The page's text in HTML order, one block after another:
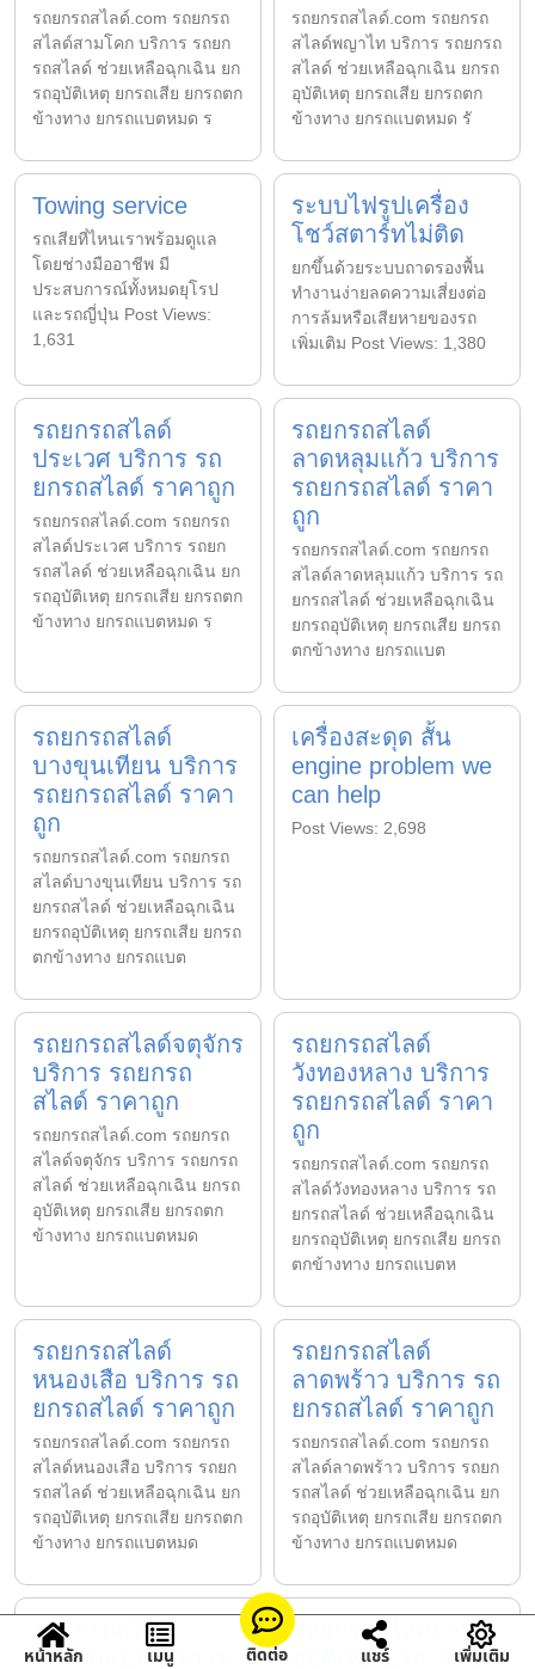
รถยกรถสไลด์.com รถยกรถ
สไลด์สามโคก บริการ รถยก
รถสไลด์ ช่วยเหลือฉุกเฉิน ยก
รถอุบัติเหตุ ยกรถเสีย ยกรถตก
ข้างทาง ยกรถแบตหมด ร
รถยกรถสไลด์.com รถยกรถ
สไลด์พญาไท บริการ รถยกรถ
สไลด์ ช่วยเหลือฉุกเฉิน ยกรถ
อุบัติเหตุ ยกรถเสีย ยกรถตก
ข้างทาง ยกรถแบตหมด รั
Towing service
รถเสียที่ไหนเราพร้อมดูแล
โดยช่างมืออาชีพ มี
ประสบการณ์ทั้งหมดยุโรป
และรถญี่ปุ่น Post Views:
1,631
ระบบไฟรูปเครื่อง
โชว์สตาร์ทไม่ติด
ยกขึ้นด้วยระบบถาดรองพื้น
ทำงานง่ายลดความเสี่ยงต่อ
การล้มหรือเสียหายของรถ
เพิ่มเติม Post Views: 1,380
รถยกรถสไลด์
ประเวศ บริการ รถ
ยกรถสไลด์ ราคาถูก
รถยกรถสไลด์.com รถยกรถ
สไลด์ประเวศ บริการ รถยก
รถสไลด์ ช่วยเหลือฉุกเฉิน ยก
รถอุบัติเหตุ ยกรถเสีย ยกรถตก
ข้างทาง ยกรถแบตหมด ร
รถยกรถสไลด์
ลาดหลุมแก้ว บริการ
รถยกรถสไลด์ ราคา
ถูก
รถยกรถสไลด์.com รถยกรถ
สไลด์ลาดหลุมแก้ว บริการ รถ
ยกรถสไลด์ ช่วยเหลือฉุกเฉิน
ยกรถอุบัติเหตุ ยกรถเสีย ยกรถ
ตกข้างทาง ยกรถแบต
รถยกรถสไลด์
บางขุนเทียน บริการ
รถยกรถสไลด์ ราคา
ถูก
รถยกรถสไลด์.com รถยกรถ
สไลด์บางขุนเทียน บริการ รถ
ยกรถสไลด์ ช่วยเหลือฉุกเฉิน
ยกรถอุบัติเหตุ ยกรถเสีย ยกรถ
ตกข้างทาง ยกรถแบต
เครื่องสะดุด สั้น
engine problem we
can help
Post Views: 2,698
รถยกรถสไลด์จตุจักร
บริการ รถยกรถ
สไลด์ ราคาถูก
รถยกรถสไลด์.com รถยกรถ
สไลด์จตุจักร บริการ รถยกรถ
สไลด์ ช่วยเหลือฉุกเฉิน ยกรถ
อุบัติเหตุ ยกรถเสีย ยกรถตก
ข้างทาง ยกรถแบตหมด
รถยกรถสไลด์
วังทองหลาง บริการ
รถยกรถสไลด์ ราคา
ถูก
รถยกรถสไลด์.com รถยกรถ
สไลด์วังทองหลาง บริการ รถ
ยกรถสไลด์ ช่วยเหลือฉุกเฉิน
ยกรถอุบัติเหตุ ยกรถเสีย ยกรถ
ตกข้างทาง ยกรถแบตห
รถยกรถสไลด์
หนองเสือ บริการ รถ
ยกรถสไลด์ ราคาถูก
รถยกรถสไลด์.com รถยกรถ
สไลด์หนองเสือ บริการ รถยก
รถสไลด์ ช่วยเหลือฉุกเฉิน ยก
รถอุบัติเหตุ ยกรถเสีย ยกรถตก
ข้างทาง ยกรถแบตหมด
รถยกรถสไลด์
ลาดพร้าว บริการ รถ
ยกรถสไลด์ ราคาถูก
รถยกรถสไลด์.com รถยกรถ
สไลด์ลาดพร้าว บริการ รถยก
รถสไลด์ ช่วยเหลือฉุกเฉิน ยก
รถอุบัติเหตุ ยกรถเสีย ยกรถตก
ข้างทาง ยกรถแบตหมด
รถยกรถสไลด์
กระทุ่มแบน บริการ
รถยกรถสไลด์ยกรถ
อุบัติเหตุ บริการ รถ
หน้าหลัก เมนู ติดต่อ แชร์ เพิ่มเติม